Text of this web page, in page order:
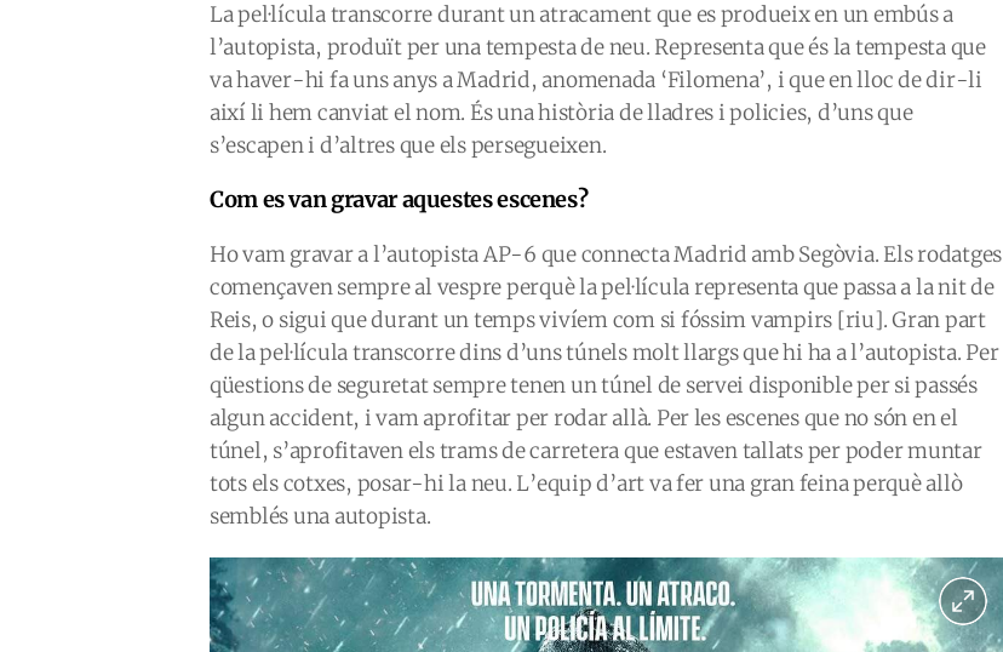
La pel·lícula transcorre durant un atracament que es produeix en un embús a
l’autopista, produït per una tempesta de neu. Representa que és la tempesta que
va haver-hi fa uns anys a Madrid, anomenada ‘Filomena’, i que en lloc de dir-li
així li hem canviat el nom. És una història de lladres i policies, d’uns que
s’escapen i d’altres que els persegueixen.
Com es van gravar aquestes escenes?
Ho vam gravar a l’autopista AP-6 que connecta Madrid amb Segòvia. Els rodatges
començaven sempre al vespre perquè la pel·lícula representa que passa a la nit de
Reis, o sigui que durant un temps vivíem com si fóssim vampirs [riu]. Gran part
de la pel·lícula transcorre dins d’uns túnels molt llargs que hi ha a l’autopista. Per
qüestions de seguretat sempre tenen un túnel de servei disponible per si passés
algun accident, i vam aprofitar per rodar allà. Per les escenes que no són en el
túnel, s’aprofitaven els trams de carretera que estaven tallats per poder muntar
tots els cotxes, posar-hi la neu. L’equip d’art va fer una gran feina perquè allò
semblés una autopista.